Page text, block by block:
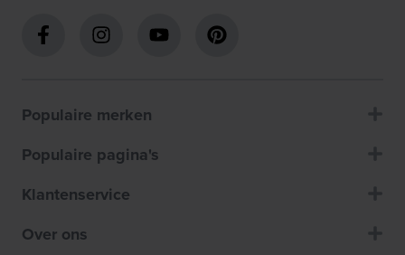
Populaire merken
Populaire pagina's
Klantenservice
Over ons